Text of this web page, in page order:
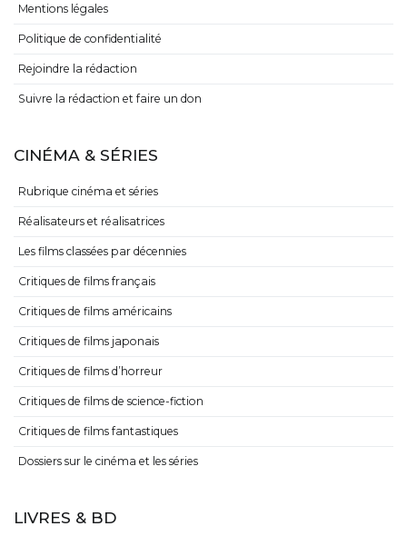
Mentions légales
Politique de confidentialité
Rejoindre la rédaction
Suivre la rédaction et faire un don
CINÉMA & SÉRIES
Rubrique cinéma et séries
Réalisateurs et réalisatrices
Les films classées par décennies
Critiques de films français
Critiques de films américains
Critiques de films japonais
Critiques de films d’horreur
Critiques de films de science-fiction
Critiques de films fantastiques
Dossiers sur le cinéma et les séries
LIVRES & BD